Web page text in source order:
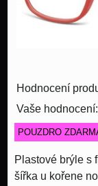
Hodnocení
Vaše hodnocení:
POUZDRO
Plastové brýle s
šířka u kořene